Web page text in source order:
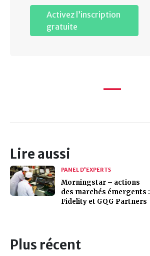
Activez l’inscription
gratuite
Lire aussi
PANEL D'EXPERTS
Morningstar – actions
des marchés émergents :
Fidelity et GQG Partners
Plus récent